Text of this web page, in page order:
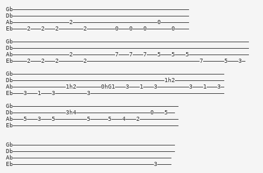
Gb——————————————————————————————————————————————————
Db——————————————————————————————————————————————————
Ab————————————————2————————————————————————0————————
Eb————2———2———2———————2————————0———0———0———————0————
Gb———————————————————————————————————————————————————————————————————
Db———————————————————————————————————————————————————————————————————
Ab————————————————2————————————7———7———7———5———5———5—————————————————
Eb————2———2———2———————2————————————————————————————————7——————5———3—
Gb————————————————————————————————————————————————————————————
Db———————————————————————————————————————————1h2——————————————
Ab———————————————1h2———————0hG1———3———1———3—————————3———1———3—
Eb———3———1———3—————————3——————————————————————————————————————
Gb———————————————————————————————————————————————
Db———————————————3h4—————————————————————0———5——
Ab———5———3———5—————————5—————5———4———2———————————
Eb———————————————————————————————————————————————
Gb——————————————————————————————————————————————
Db——————————————————————————————————————————————
Ab—————————————————————————————————————————————
Eb————————————————————————————————————————3————